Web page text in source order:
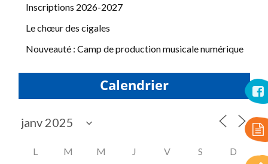
Inscriptions 2026-2027
Le chœur des cigales
Nouveauté : Camp de production musicale numérique
Calendrier
L M M J V S D